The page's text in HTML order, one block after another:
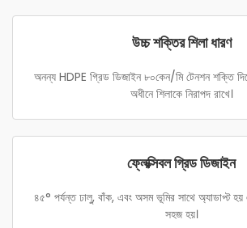
উচ্চ শক্তির শিলা ধারণ
অনন্য HDPE গ্রিড ডিজাইন ৮০কেন/মি টেনশন শক্তি
অধীনে শিলাকে নিরাপদ রাখে।
ফ্লেক্সিবল গ্রিড ডিজাইন
৪৫° পর্যন্ত ঢালু, বাঁক, এবং অসম ভূমির সাথে অ্যাডাপ্ট
সহজ হয়।